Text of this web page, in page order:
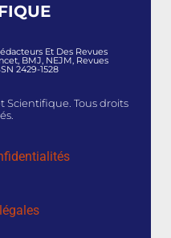
Et Des Revues
BMJ, NEJM, Revues
2429-1528
Scientifique. Tous droits